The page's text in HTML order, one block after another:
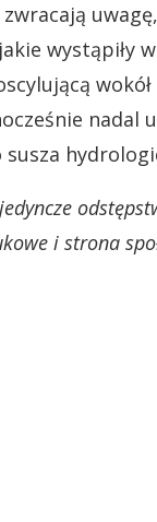
wystąpiły
nadal
i strona